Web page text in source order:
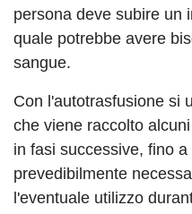
persona deve subire un
quale potrebbe avere
sangue.
Con l'autotrasfusione si
che viene raccolto
in fasi successive, fino
prevedibilmente
l'eventuale utilizzo